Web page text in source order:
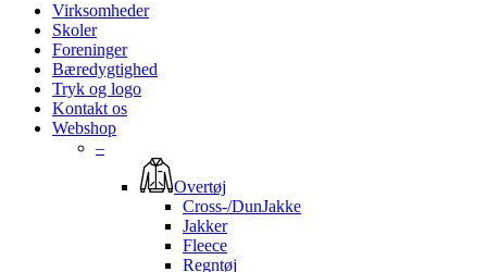
Virksomheder
Skoler
Foreninger
Bæredygtighed
Tryk og logo
Kontakt os
Webshop
–
Overtøj
Cross-/DunJakke
Jakker
Fleece
Regntøj